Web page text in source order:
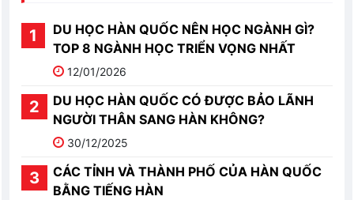
DU HỌC HÀN QUỐC NÊN HỌC NGÀNH GÌ?
TOP 8 NGÀNH HỌC TRIỂN VỌNG NHẤT
12/01/2026
DU HỌC HÀN QUỐC CÓ ĐƯỢC BẢO LÃNH
NGƯỜI THÂN SANG HÀN KHÔNG?
30/12/2025
CÁC TỈNH VÀ THÀNH PHỐ CỦA HÀN QUỐC
BẰNG TIẾNG HÀN